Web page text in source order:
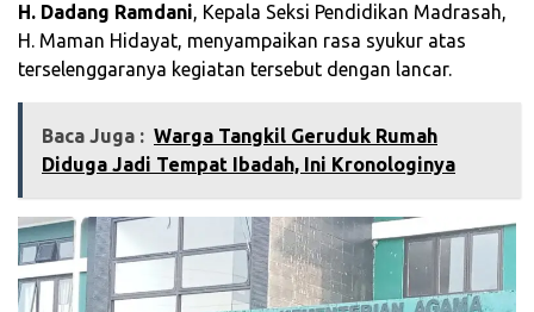
H. Dadang Ramdani, Kepala Seksi Pendidikan Madrasah,
H. Maman Hidayat, menyampaikan rasa syukur atas
terselenggaranya kegiatan tersebut dengan lancar.
Baca Juga : Warga Tangkil Geruduk Rumah
Diduga Jadi Tempat Ibadah, Ini Kronologinya